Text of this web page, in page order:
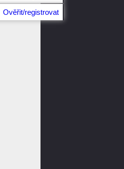
Ověřit/registrovat